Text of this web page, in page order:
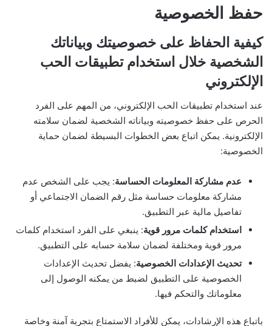
حفظ الخصوصية
كيفية الحفاظ على خصوصيتك وبياناتك
الشخصية خلال استخدام تطبيقات الحب
الإلكتروني
عند استخدام تطبيقات الحب الإلكتروني، من المهم على الفرد
الحرص على حفظ خصوصيته وبياناته الشخصية لضمان سلامته
الإلكترونية. يمكن اتباع بعض الخطوات البسيطة لضمان حماية
الخصوصية:
عدم مشاركة المعلومات الحساسة: يجب على الشخص عدم
مشاركة معلومات حساسة مثل رقم الضمان الاجتماعي أو
تفاصيل مالية عبر التطبيق.
استخدام كلمات مرور قوية: ينبغي على الفرد استخدام كلمات
مرور قوية ومختلفة لضمان سلامة حسابه على التطبيق.
تحديث الإعدادات الخصوصية: يفضل تحديث الإعدادات
الخصوصية على التطبيق لضبط من يمكنه الوصول إلى
معلوماتك والتحكم فيها.
باتباع هذه الإرشادات، يمكن للأفراد الاستمتاع بتجربة آمنة وخاصة